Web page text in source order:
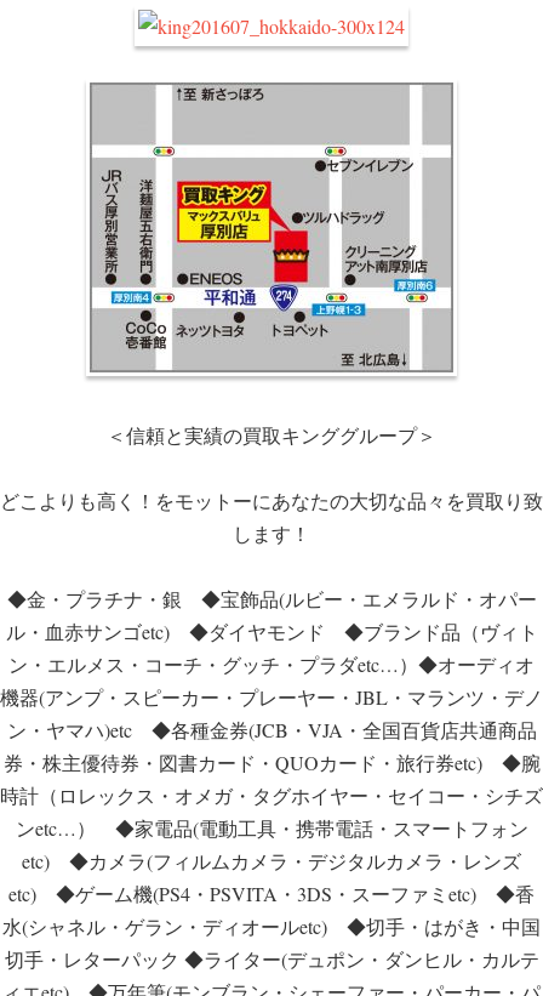
＜信頼と実績の買取キンググループ＞
どこよりも高く！をモットーにあなたの大切な品々を買取り致
します！
◆金・プラチナ・銀 ◆宝飾品(ルビー・エメラルド・オパー
ル・血赤サンゴetc) ◆ダイヤモンド ◆ブランド品（ヴィト
ン・エルメス・コーチ・グッチ・プラダetc…）◆オーディオ
機器(アンプ・スピーカー・プレーヤー・JBL・マランツ・デノ
ン・ヤマハ)etc ◆各種金券(JCB・VJA・全国百貨店共通商品
券・株主優待券・図書カード・QUOカード・旅行券etc) ◆腕
時計（ロレックス・オメガ・タグホイヤー・セイコー・シチズ
ンetc…） ◆家電品(電動工具・携帯電話・スマートフォン
etc) ◆カメラ(フィルムカメラ・デジタルカメラ・レンズ
etc) ◆ゲーム機(PS4・PSVITA・3DS・スーファミetc) ◆香
水(シャネル・ゲラン・ディオールetc) ◆切手・はがき・中国
切手・レターパック ◆ライター(デュポン・ダンヒル・カルテ